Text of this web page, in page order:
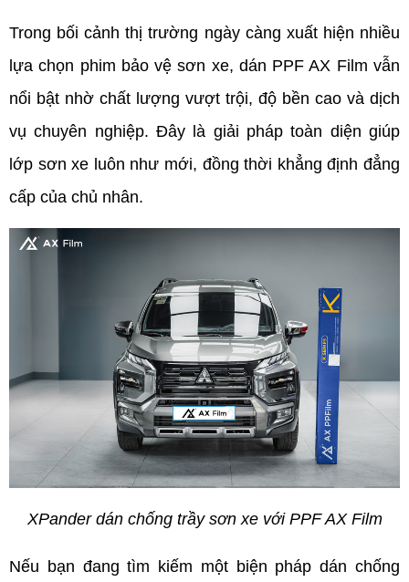
Trong bối cảnh thị trường ngày càng xuất hiện nhiều
lựa chọn phim bảo vệ sơn xe, dán PPF AX Film vẫn
nổi bật nhờ chất lượng vượt trội, độ bền cao và dịch
vụ chuyên nghiệp. Đây là giải pháp toàn diện giúp
lớp sơn xe luôn như mới, đồng thời khẳng định đẳng
cấp của chủ nhân.
XPander dán chống trầy sơn xe với PPF AX Film
Nếu bạn đang tìm kiếm một biện pháp dán chống